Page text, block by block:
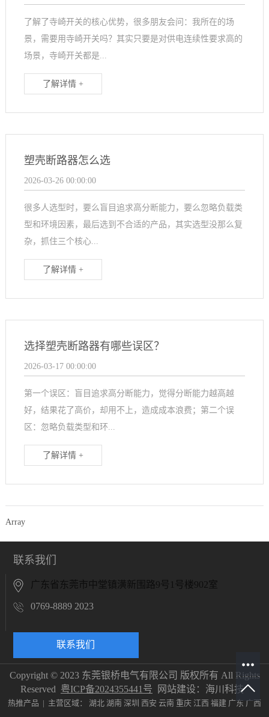
了解了寺崎开关的核心优势，很多朋友会问：我所在的场
景，需要用寺崎开关吗？其实只要是对供电连续性要求高的
场景，寺崎开关都是...
了解详情 +
塑壳断路器怎么选
2026-03-26 00:00:00
很多人选型时，要么盲目追求高分断能力，要么忽略负载类
型和环境因素，最后选到不合适的产品，其实选型没那么复
杂，抓住三个核心...
了解详情 +
选择塑壳断路器有哪些误区？
2026-03-17 00:00:00
第一个误区：盲目追求高分断能力，觉得分断能力越高越
好，结果花了高价，却用不上，造成成本浪费；第二个误
区：忽略负载类型和环...
了解详情 +
Array
联系我们
广东省东莞市中堂镇潢新围路9号1号楼902室
0769-8889 2023
联系我们
Copyright © 2023 东莞银桥电气有限公司 版权所有 All Rights
Reserved 粤ICP备2024355441号 网站建设： 海川科技
热推产品 | 主营区域： 湖北 湖南 深圳 西安 云南 重庆 江西 福建 广东 广西